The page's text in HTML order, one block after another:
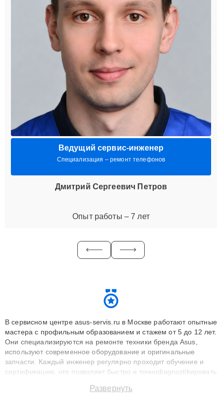
Ведущий сервис-инженер
Специализация – ремонт телефонов
Дмитрий Сергеевич Петров
Опыт работы – 7 лет
В сервисном центре asus-servis.ru в Москве работают опытные
мастера с профильным образованием и стажем от 5 до 12 лет.
Они специализируются на ремонте техники бренда Asus,
используют современное оборудование и оригинальные
запчасти. Каждый инженер регулярно проходит обучение и
сертификацию, что позволяет быстро и точноdiagnostikировать
до 3 лет. Наши мастера решают сложные случаи: от замены
Развернуть